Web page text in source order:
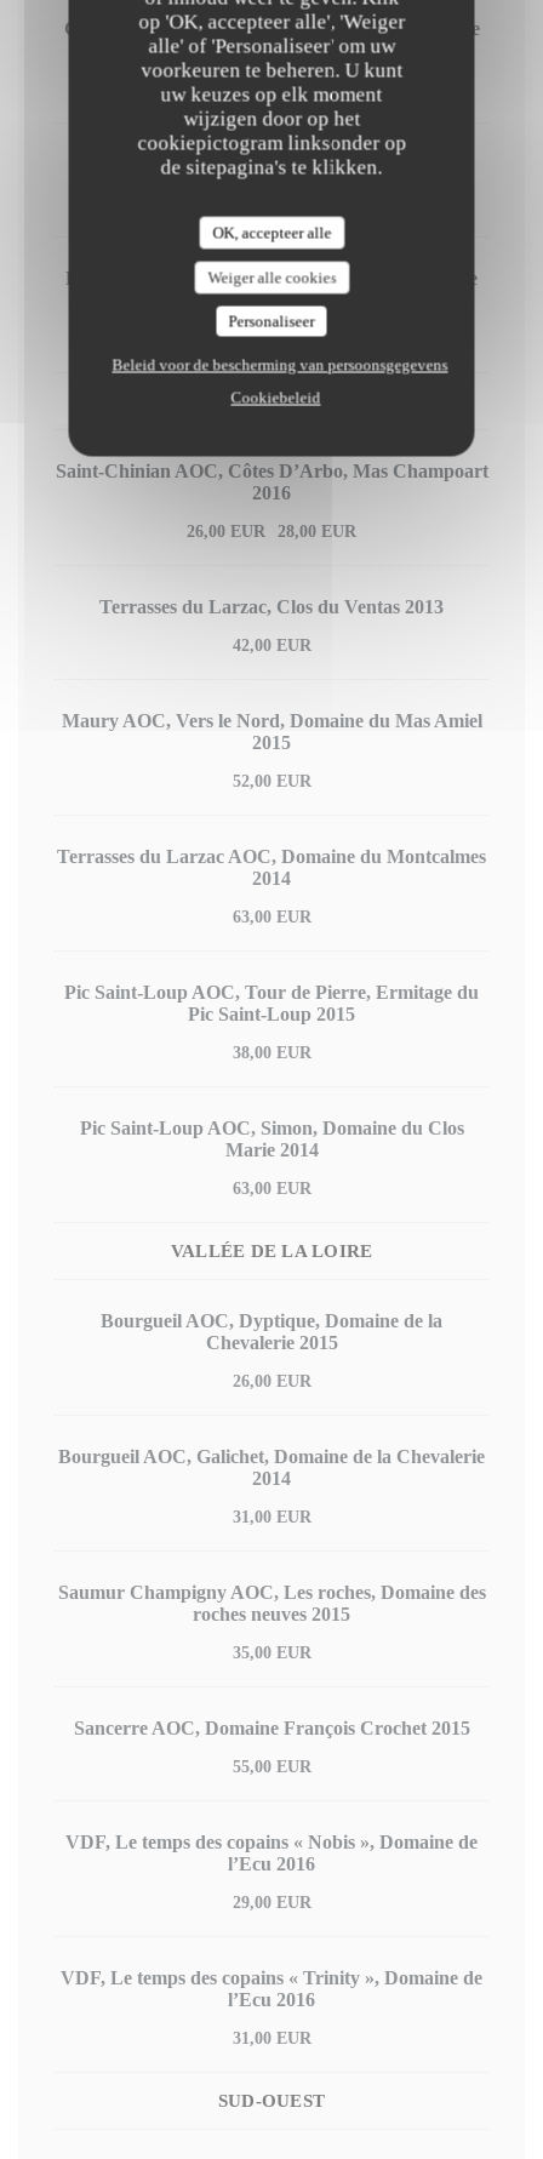
op 'OK, accepteer alle', 'Weiger
alle' of 'Personaliseer' om uw
voorkeuren te beheren. U kunt
uw keuzes op elk moment
wijzigen door op het
cookiepictogram linksonder op
de sitepagina's te klikken.
OK, accepteer alle
Weiger alle cookies
Personaliseer
Beleid voor de bescherming van persoonsgegevens
Cookiebeleid
Côtes-de-Nuit AOC, Clos du chapeau, Domaine de
l’Arlot 2015
68,00 EUR
Nuit Saint-Georges AOC, Lou Dumont 2012
Hautes Côtes-de-Nuit AOC, Le Mont, Domaine de
l’Arlot 2016
58,00 EUR
LANGUEDOC-ROUSSILLON
Saint-Chinian AOC, Côtes D’Arbo, Mas Champoart
2016
26,00 EUR 28,00 EUR
Terrasses du Larzac, Clos du Ventas 2013
42,00 EUR
Maury AOC, Vers le Nord, Domaine du Mas Amiel
2015
52,00 EUR
Terrasses du Larzac AOC, Domaine du Montcalmes
2014
63,00 EUR
Pic Saint-Loup AOC, Tour de Pierre, Ermitage du
Pic Saint-Loup 2015
38,00 EUR
Pic Saint-Loup AOC, Simon, Domaine du Clos
Marie 2014
63,00 EUR
VALLÉE DE LA LOIRE
Bourgueil AOC, Dyptique, Domaine de la
Chevalerie 2015
26,00 EUR
Bourgueil AOC, Galichet, Domaine de la Chevalerie
2014
31,00 EUR
Saumur Champigny AOC, Les roches, Domaine des
roches neuves 2015
35,00 EUR
Sancerre AOC, Domaine François Crochet 2015
55,00 EUR
VDF, Le temps des copains « Nobis », Domaine de
l’Ecu 2016
29,00 EUR
VDF, Le temps des copains « Trinity », Domaine de
l’Ecu 2016
31,00 EUR
SUD-OUEST